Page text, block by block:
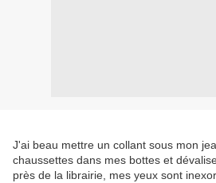
J'ai beau mettre un collant sous mon
chaussettes dans mes bottes et
près de la librairie, mes yeux sont